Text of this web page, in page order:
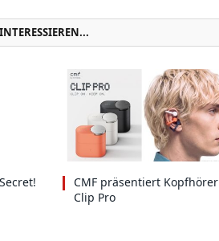
CMF präsentiert Kopfhörer
Clip Pro